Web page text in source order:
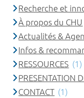
Recherche et
À propos du CHU
Actualités &
Infos &
RESSOURCES (1)
PRESENTATION
CONTACT (1)